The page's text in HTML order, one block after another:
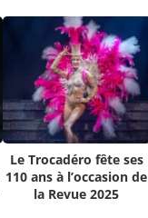
Le Trocadéro fête ses
110 ans à l’occasion de
la Revue 2025